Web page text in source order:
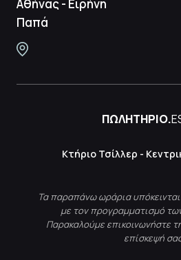
Αθήνας - Ειρήνη
Παπά
ΠΩΛΗΤΗΡΙΟ.
Κτήριο Τσίλλερ -
Τα παραπάνω ωράρια
με τον προγραμματισμό
Παρακαλούμε επικοινωνήστε
επίσκεψή